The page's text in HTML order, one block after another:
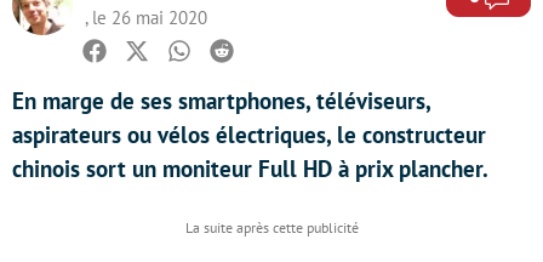
, le 26 mai 2020
Facebook
TwitterWhatsapp
Reddit
En marge de ses smartphones, téléviseurs,
aspirateurs ou vélos électriques, le constructeur
chinois sort un moniteur Full HD à prix plancher.